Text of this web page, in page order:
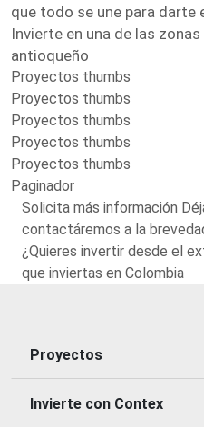
que todo se une para darte
Invierte en una de las
antioqueño
Proyectos thumbs
Proyectos thumbs
Proyectos thumbs
Proyectos thumbs
Proyectos thumbs
Paginador
Solicita más información
contactáremos a la
¿Quieres invertir desde el
que inviertas en Colombia
Proyectos
Invierte con Contex